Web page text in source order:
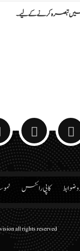
تبصرہ کرنے کےلیے۔
و ضوابط کاپی رائٹس
all rights reserved.